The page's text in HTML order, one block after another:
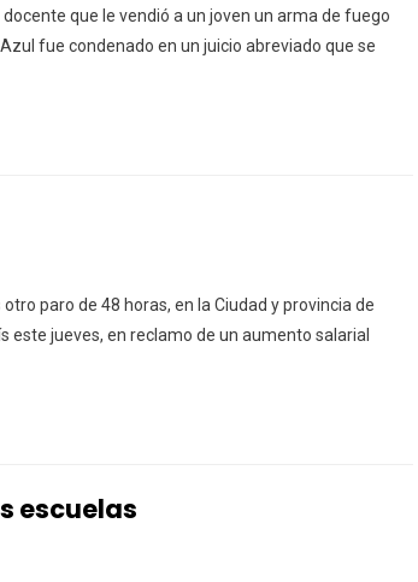
que le vendió a un joven un arma de fuego
fue condenado en un juicio abreviado que se
paro de 48 horas, en la Ciudad y provincia de
este jueves, en reclamo de un aumento salarial
escuelas